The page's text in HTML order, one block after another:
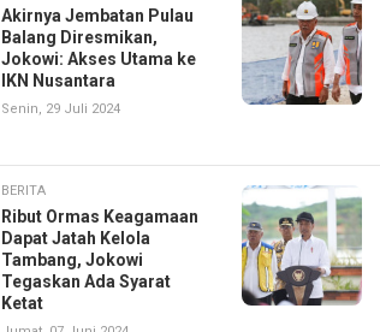
Akirnya Jembatan Pulau
Balang Diresmikan,
Jokowi: Akses Utama ke
IKN Nusantara
Senin, 29 Juli 2024
BERITA
Ribut Ormas Keagamaan
Dapat Jatah Kelola
Tambang, Jokowi
Tegaskan Ada Syarat
Ketat